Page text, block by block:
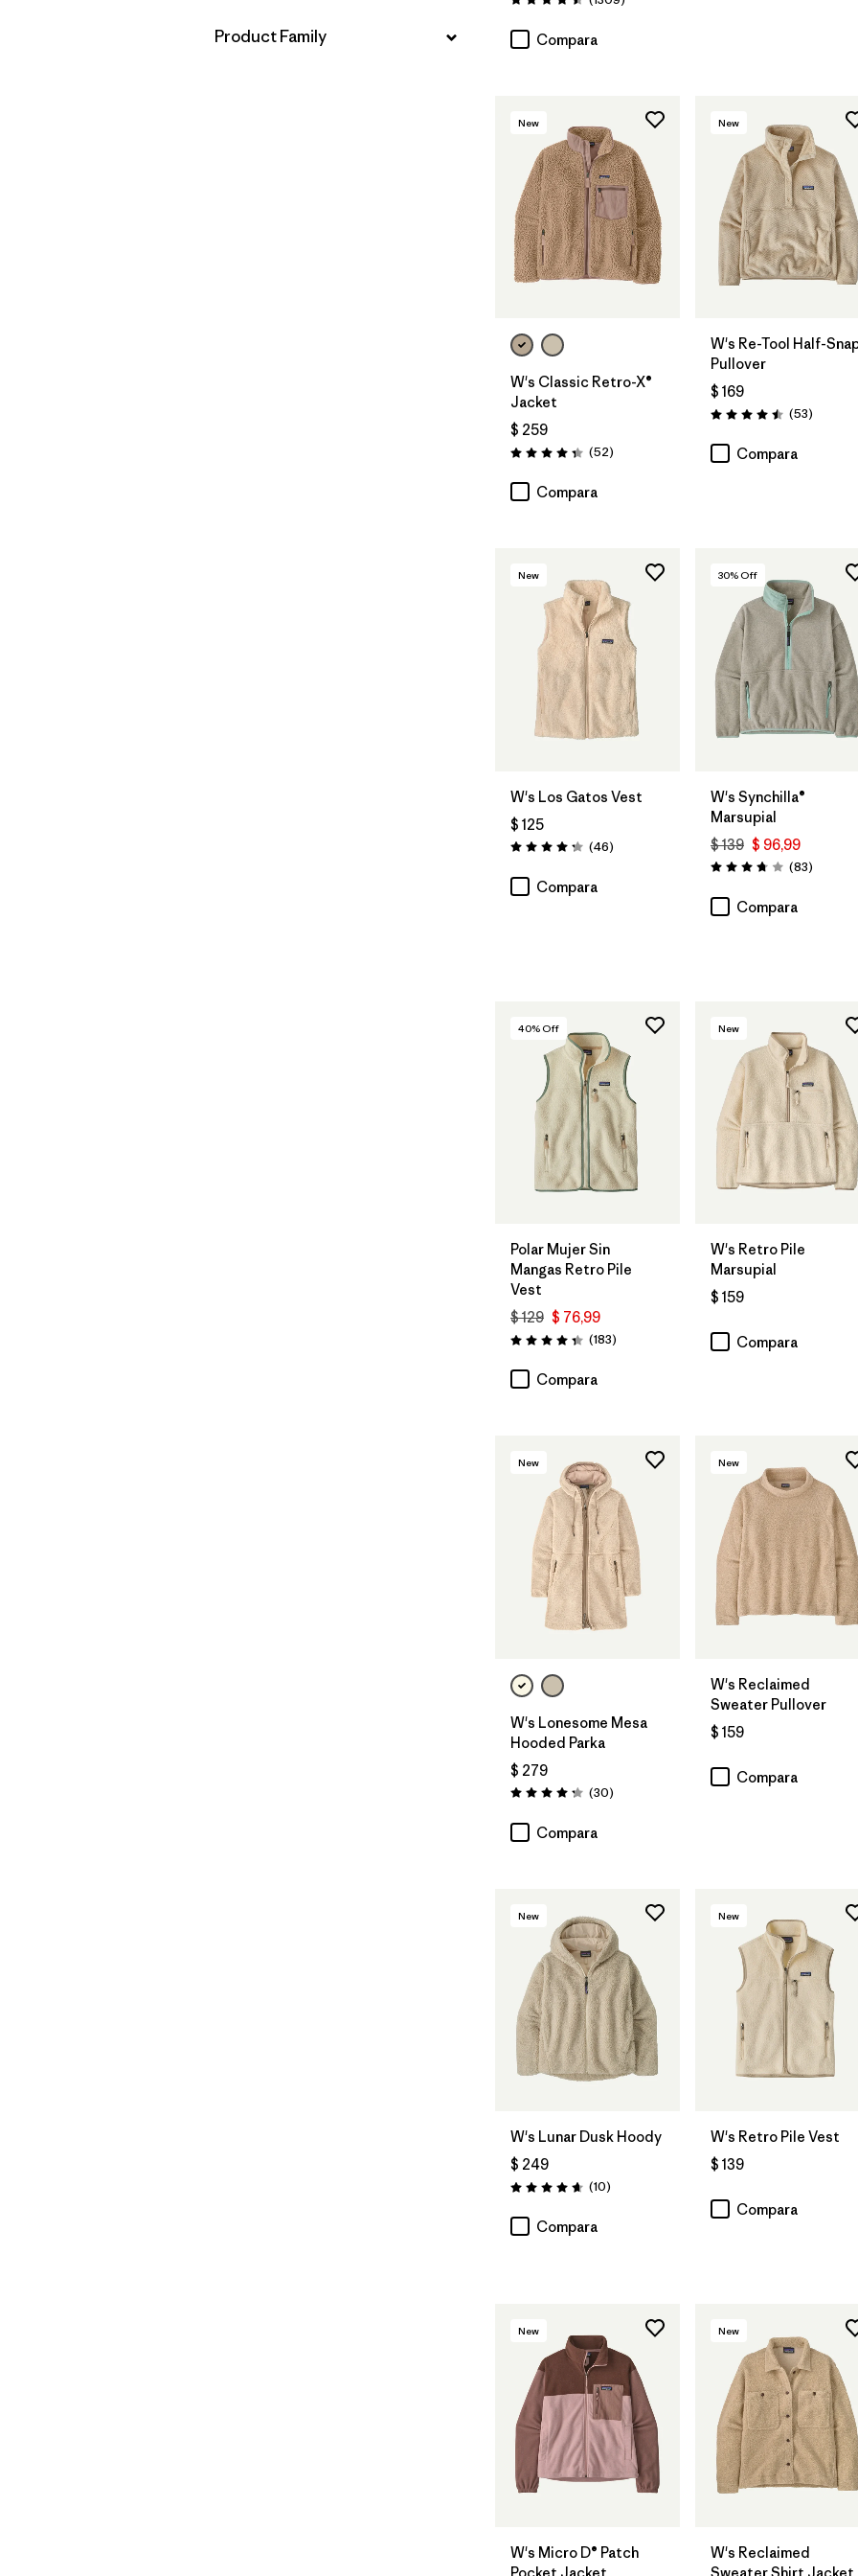
Filtrar por
Product Family
Valoración: 4.5 / 5
Compara
New
W's Classic Retro-X®
Jacket
$ 259
Valoración: 4.3 / 5
(52Comentarios
)
Compara
New
W's Re-Tool Half-
Pullover
$ 169
Valoración: 4.5 / 5
(53)
Compara
New
W's Los Gatos Vest
$ 125
Valoración: 4.2 / 5
(46Comentarios
)
Compara
30% Off
W's Synchilla®
Marsupial
$ 139 $ 96,99
Valoración: 3.8 / 5
(83)
Compara
40% Off
Polar Mujer Sin
Mangas Retro Pile
Vest
$ 129 $ 76,99
Valoración: 4.3 / 5
(183Comentarios
)
Compara
New
W's Retro Pile
Marsupial
$ 159
Compara
New
W's Lonesome Mesa
Hooded Parka
$ 279
Valoración: 4.2 / 5
(30Comentarios
)
Compara
New
W's Reclaimed
Sweater Pullover
$ 159
Compara
New
W's Lunar Dusk Hoody
$ 249
Valoración: 4.7 / 5
(10Comentarios
)
Compara
New
W's Retro Pile Vest
$ 139
Compara
New
W's Micro D® Patch
Pocket Jacket
New
W's Reclaimed
Sweater Shirt Jacket